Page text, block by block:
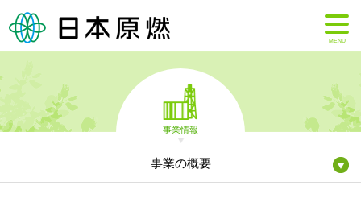
MENU
事業情報
事業の概要